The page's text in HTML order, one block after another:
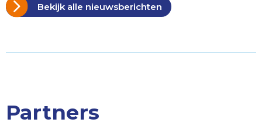
Bekijk alle nieuwsberichten
Partners